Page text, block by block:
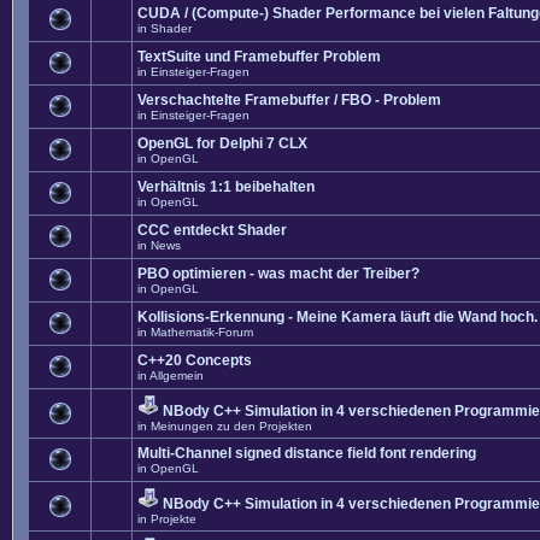
CUDA / (Compute-) Shader Performance bei vielen
in Shader
TextSuite und Framebuffer Problem
in Einsteiger-Fragen
Verschachtelte Framebuffer / FBO - Problem
in Einsteiger-Fragen
OpenGL for Delphi 7 CLX
in OpenGL
Verhältnis 1:1 beibehalten
in OpenGL
CCC entdeckt Shader
in News
PBO optimieren - was macht der Treiber?
in OpenGL
Kollisions-Erkennung - Meine Kamera läuft die Wand hoch.
in Mathematik-Forum
C++20 Concepts
in Allgemein
NBody C++ Simulation in 4 verschiedenen
in Meinungen zu den Projekten
Multi-Channel signed distance field font rendering
in OpenGL
NBody C++ Simulation in 4 verschiedenen
in Projekte